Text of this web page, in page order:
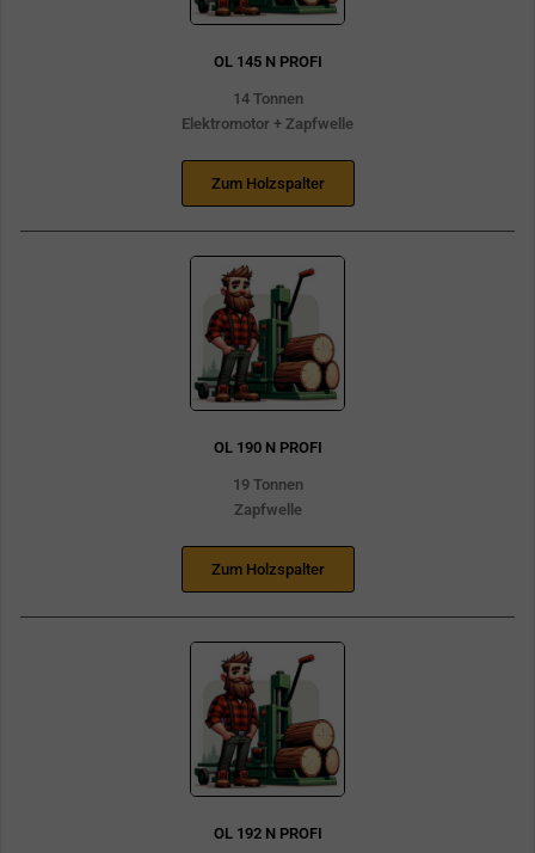
OL 145 N PROFI
14 Tonnen
Elektromotor + Zapfwelle
Zum Holzspalter
OL 190 N PROFI
19 Tonnen
Zapfwelle
Zum Holzspalter
OL 192 N PROFI